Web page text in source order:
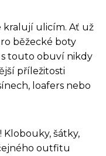
kralují ulicím. Ať už
běžecké boty
touto obuví nikdy
příležitosti
loafers nebo
šátky,
outfitu